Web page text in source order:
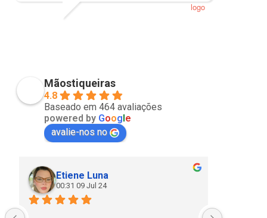
Mãostiqueiras
4.8
Baseado em 464 avaliações
powered by Goog e
avalie-nos no
Etiene Luna
00:31 09 Jul 24